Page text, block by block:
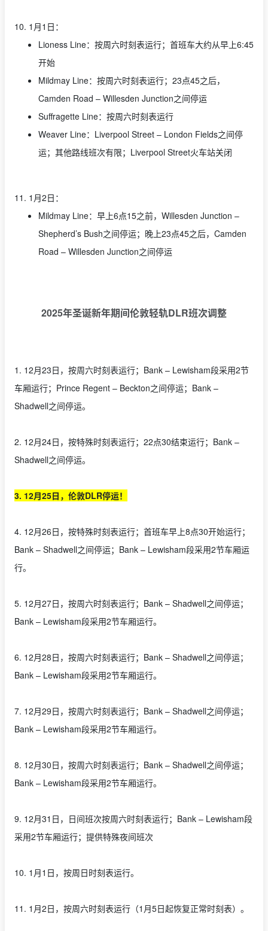
10. 1月1日：
Lioness Line：按周六时刻表运行；首班车大约从早上6:45
开始
Mildmay Line：按周六时刻表运行；23点45之后，
Camden Road – Willesden Junction之间停运
Suffragette Line：按周六时刻表运行
Weaver Line：Liverpool Street – London Fields之间停
运；其他路线班次有限；Liverpool Street火车站关闭
11. 1月2日：
Mildmay Line：早上6点15之前，Willesden Junction –
Shepherd’s Bush之间停运；晚上23点45之后，Camden
Road – Willesden Junction之间停运
2025年圣诞新年期间伦敦轻轨DLR班次调整
1. 12月23日，按周六时刻表运行；Bank – Lewisham段采用2节
车厢运行；Prince Regent – Beckton之间停运；Bank –
Shadwell之间停运。
2. 12月24日，按特殊时刻表运行；22点30结束运行；Bank –
Shadwell之间停运。
3. 12月25日，伦敦DLR停运！
4. 12月26日，按特殊时刻表运行；首班车早上8点30开始运行；
Bank – Shadwell之间停运；Bank – Lewisham段采用2节车厢运
行。
5. 12月27日，按周六时刻表运行；Bank – Shadwell之间停运；
Bank – Lewisham段采用2节车厢运行。
6. 12月28日，按周六时刻表运行；Bank – Shadwell之间停运；
Bank – Lewisham段采用2节车厢运行。
7. 12月29日，按周六时刻表运行；Bank – Shadwell之间停运；
Bank – Lewisham段采用2节车厢运行。
8. 12月30日，按周六时刻表运行；Bank – Shadwell之间停运；
Bank – Lewisham段采用2节车厢运行。
9. 12月31日，日间班次按周六时刻表运行；Bank – Lewisham段
采用2节车厢运行；提供特殊夜间班次
10. 1月1日，按周日时刻表运行。
11. 1月2日，按周六时刻表运行（1月5日起恢复正常时刻表）。